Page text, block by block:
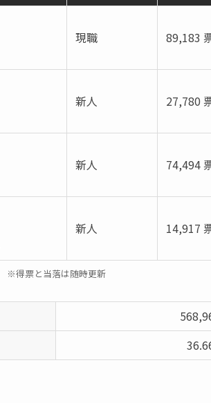
現職 89,183
新人 27,780
新人 74,494
新人 14,917
※得票と当落は随時更新